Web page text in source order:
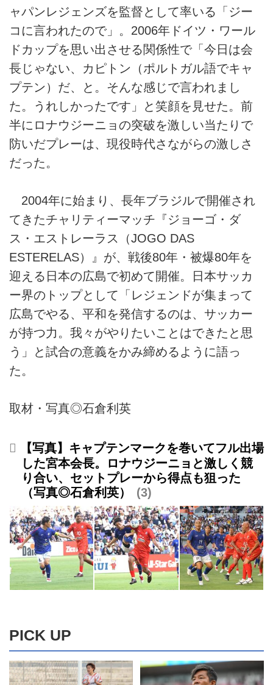
ャパンレジェンズを監督として率いる「ジー
コに言われたので」。2006年ドイツ・ワール
ドカップを思い出させる関係性で「今日は会
長じゃない、カピトン（ポルトガル語でキャ
プテン）だ、と。そんな感じで言われまし
た。うれしかったです」と笑顔を見せた。前
半にロナウジーニョの突破を激しい当たりで
防いだプレーは、現役時代さながらの激しさ
だった。
2004年に始まり、長年ブラジルで開催され
てきたチャリティーマッチ『ジョーゴ・ダ
ス・エストレーラス（JOGO DAS
ESTERELAS）』が、戦後80年・被爆80年を
迎える日本の広島で初めて開催。日本サッカ
ー界のトップとして「レジェンドが集まって
広島でやる、平和を発信するのは、サッカー
が持つ力。我々がやりたいことはできたと思
う」と試合の意義をかみ締めるように語っ
た。
取材・写真◎石倉利英
【写真】キャプテンマークを巻いてフル出場
した宮本会長。ロナウジーニョと激しく競
り合い、セットプレーから得点も狙った
（写真◎石倉利英）
3
PICK UP